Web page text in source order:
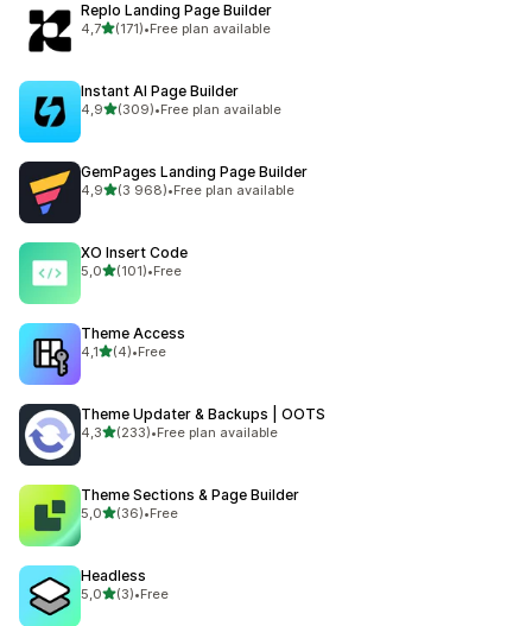
Replo Landing Page Builder
4,7/ 5 tähteä
(171)
171 arvostelua yhteensä
•Free plan available
Instant AI Page Builder
4,9/ 5 tähteä
(309)
309 arvostelua yhteensä
•Free plan available
GemPages Landing Page Builder
4,9/ 5 tähteä
(3 968)
3968 arvostelua yhteensä
•Free plan available
XO Insert Code
5,0/ 5 tähteä
(101)
101 arvostelua yhteensä
•Free
Theme Access
4,1/ 5 tähteä
(4)
4 arvostelua yhteensä
•Free
Theme Updater & Backups | OOTS
4,3/ 5 tähteä
(233)
233 arvostelua yhteensä
•Free plan available
Theme Sections & Page Builder
5,0/ 5 tähteä
(36)
36 arvostelua yhteensä
•Free
Headless
5,0/ 5 tähteä
(3)
3 arvostelua yhteensä
•Free